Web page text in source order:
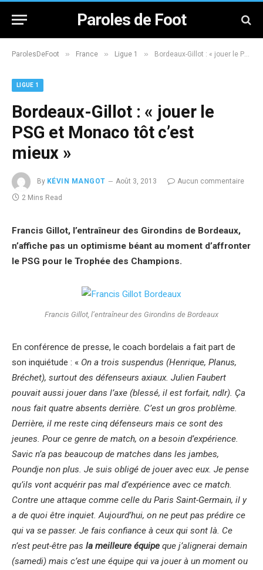
Paroles de Foot
ParolesDeFoot » France » Ligue 1 » Bordeaux-Gillot : « jouer le PSG et Monaco tôt c’est mieux »
LIGUE 1
Bordeaux-Gillot : « jouer le
PSG et Monaco tôt c’est
mieux »
By KÉVIN MANGOT Août 3, 2013
Aucun commentaire
2 Mins Read
Francis Gillot, l’entraîneur des Girondins de Bordeaux,
n’affiche pas un optimisme béant au moment d’affronter
le PSG pour le Trophée des Champions.
Francis Gillot, l’entraîneur des Girondins de Bordeaux
En conférence de presse, le coach bordelais a fait part de
son inquiétude : « On a trois suspendus (Henrique, Planus,
Bréchet), surtout des défenseurs axiaux. Julien Faubert
pouvait aussi jouer dans l’axe (blessé, il est forfait, ndlr). Ça
nous fait quatre absents derrière. C’est un gros problème.
Derrière, il me reste cinq défenseurs mais ce sont des
jeunes. Pour ce genre de match, on a besoin d’expérience.
Savic n’a pas beaucoup de matches dans les jambes,
Poundje non plus. Je suis obligé de jouer avec eux. Je pense
qu’ils vont acquérir pas mal d’expérience avec ce match.
Contre une attaque comme celle du Paris Saint-Germain, il y
a de quoi être inquiet. Aujourd’hui, on ne peut pas prédire ce
qui va se passer. Je fais confiance à ceux qui sont là. Ce
n’est peut-être pas la meilleure équipe que j’alignerai demain
(samedi) mais c’est une équipe qui va jouer à un moment ou